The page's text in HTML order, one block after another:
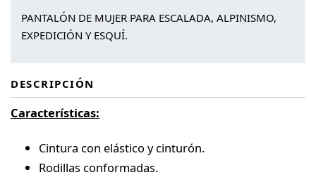
PANTALÓN DE MUJER PARA ESCALADA, ALPINISMO,
EXPEDICIÓN Y ESQUÍ.
DESCRIPCIÓN
Características:
Cintura con elástico y cinturón.
Rodillas conformadas.